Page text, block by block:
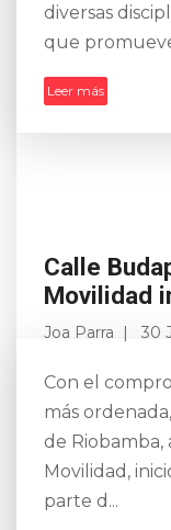
diversas
que
Leer más
Calle
Movilidad
Joa Parra 30
Con el
más
de Riobamba,
Movilidad,
parte d...